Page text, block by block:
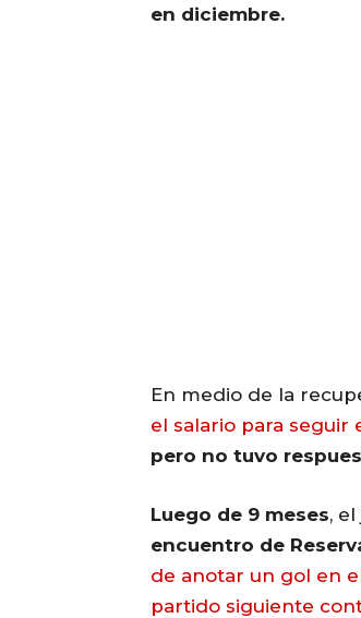
en diciembre.
En medio de la
el salario para seguir
pero no tuvo
Luego de 9 meses,
encuentro de
de anotar un gol en
partido siguiente